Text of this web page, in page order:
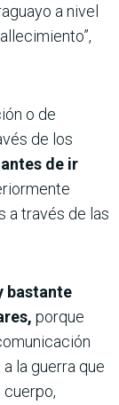
a nivel
o de
de los
de ir
a través de las
bastante
porque
la guerra que
cuerpo,